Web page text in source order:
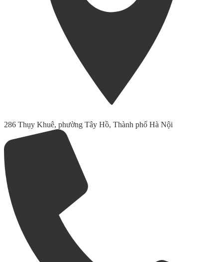
286 Thụy Khuê, phường Tây Hồ, Thành phố Hà Nội